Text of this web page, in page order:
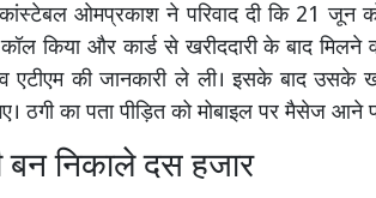
ओमप्रकाश ने परिवाद दी कि 21 जून को
किया और कार्ड से खरीददारी के बाद मिलने
एटीएम की जानकारी ले ली। इसके बाद
ठगी का पता पीड़ित को मोबाइल पर मैसेज आने
बन निकाले दस हजार